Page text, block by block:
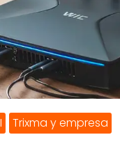
Trixma y empresa